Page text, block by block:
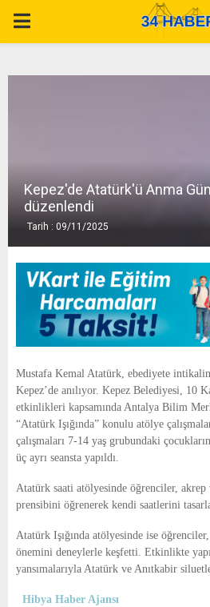
P
A
E
N
U
Kepez'de Atatürk'ü Anma
düzenlendi
Tarih : 09/11/2025
Mustafa Kemal Atatürk, ebediyete
Kepez’de anılıyor. Kepez Belediyesi, 10
etkinlikleri kapsamında Antalya Bilim
“Atatürk Işığında” konulu atölye
çalışmaları 7-14 yaş grubundaki
üç ayrı seansta yapıldı.
Atatürk saati atölyesinde öğrenciler, akrep
prensibini öğrenerek kendi saatlerini
Atatürk Işığında atölyesinde ise
önemini deneylerle keşfetti. Etkinlikte
yansımalarıyla Atatürk ve Anıtkabir
Hibya Haber Ajansı